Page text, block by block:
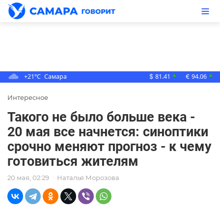
+21°C Самара $ 81.41 ▲ € 94.06 ▲
Интересное
Такого не было больше века -
20 мая все начнется: синоптики
срочно меняют прогноз - к чему
готовиться жителям
20 мая, 02:29 Наталья Морозова